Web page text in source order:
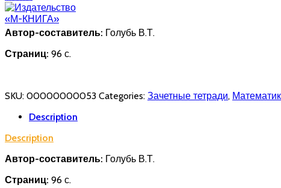
Автор-составитель: Голубь В.Т.
Страниц: 96 с.
SKU: 00000000053 Categories: Зачетные тетради,
Description
Description
Автор-составитель: Голубь В.Т.
Страниц: 96 с.